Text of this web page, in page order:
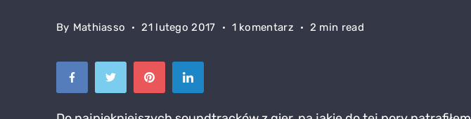
By Mathiasso 21 lutego 2017 1 komentarzdo 2 min read